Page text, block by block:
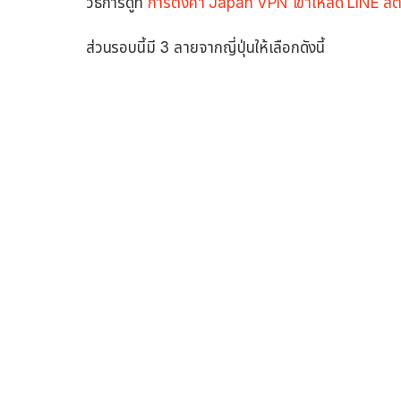
ส่วนรอบนี้มี 3 ลายจากญี่ปุ่นให้เลือกดังนี้